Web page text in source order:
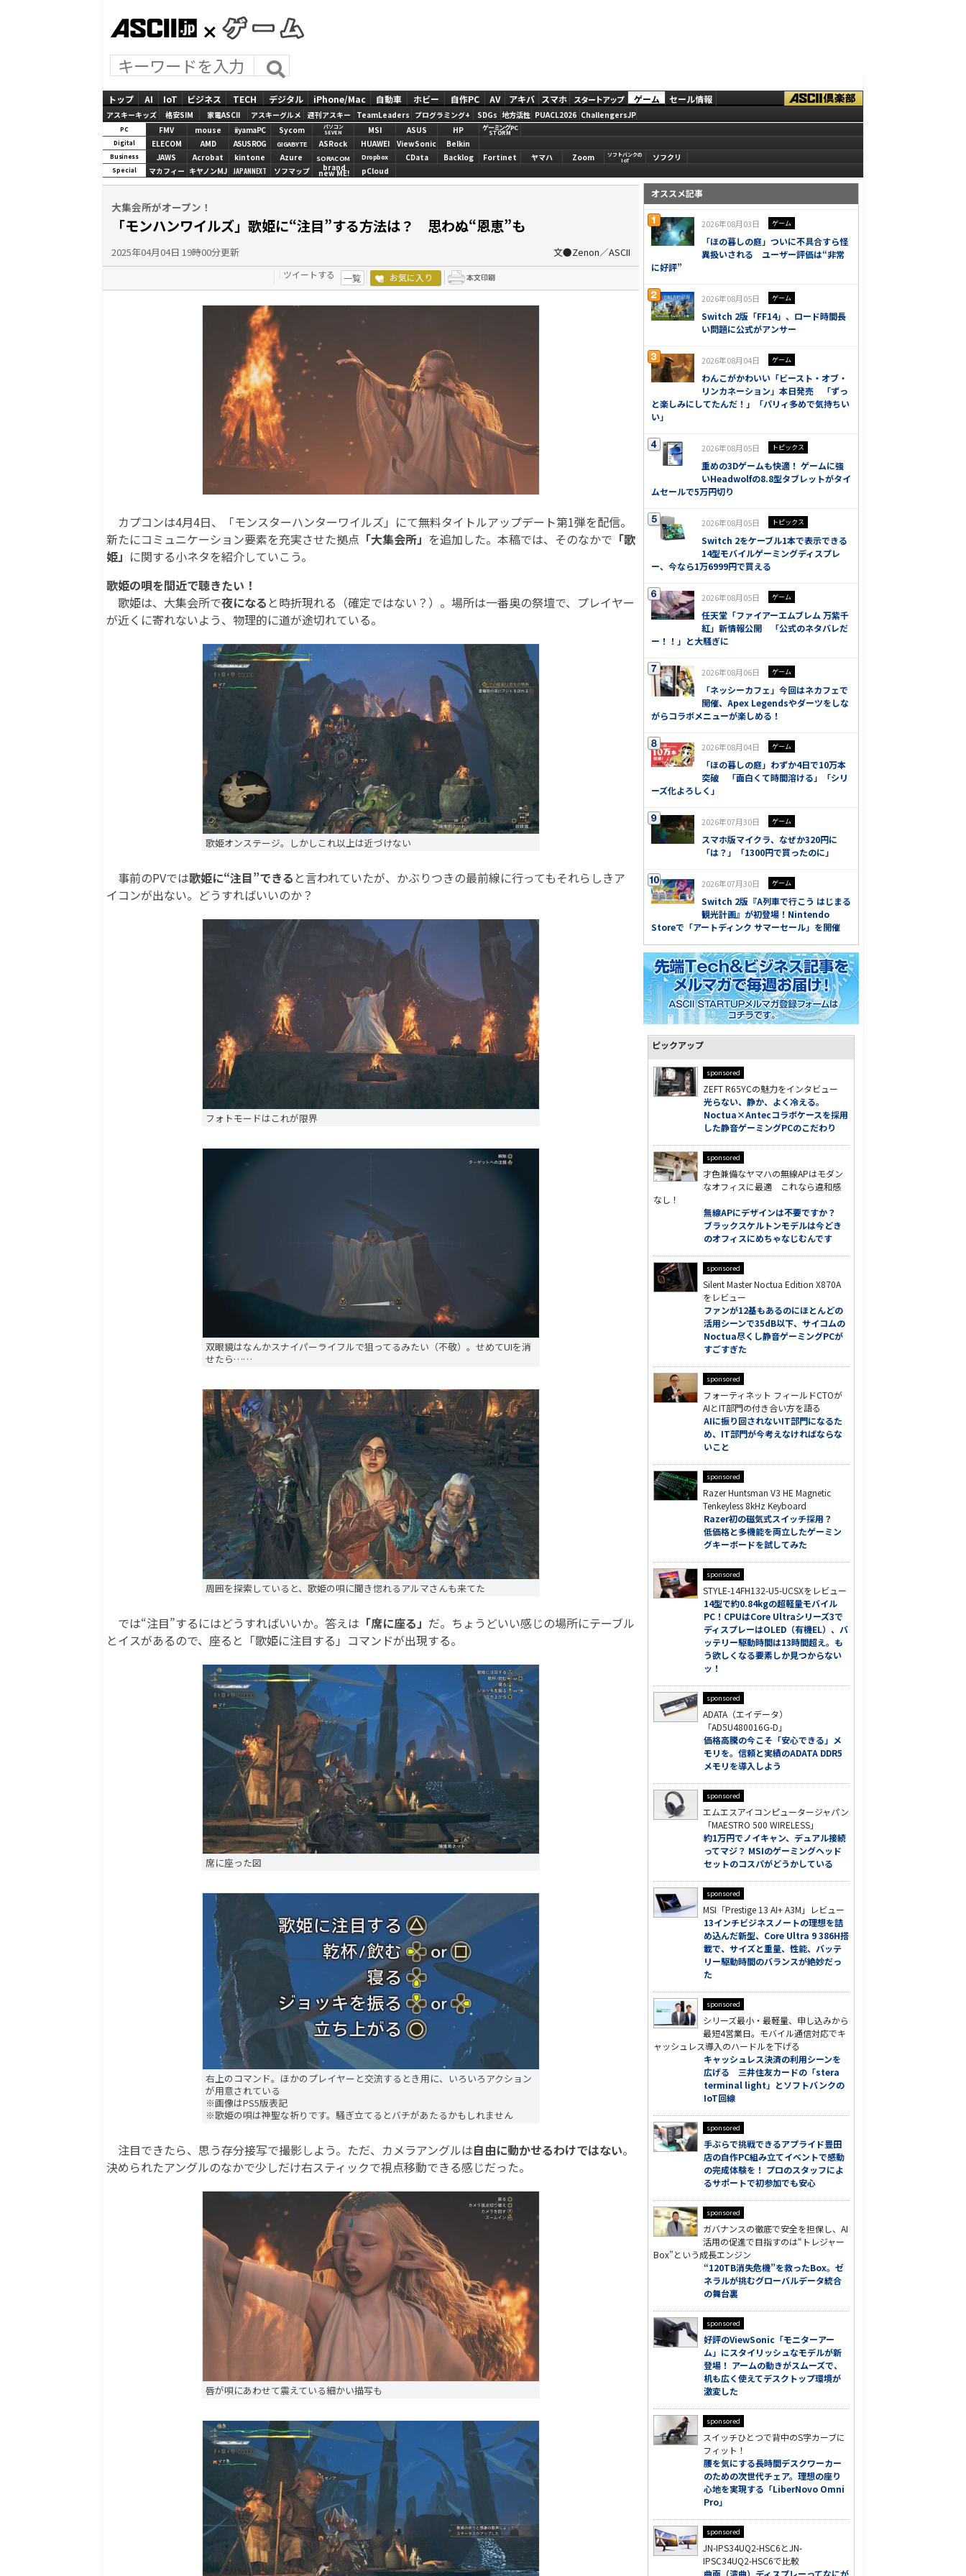
トップ AI IoT ビジネス TECH デジタル iPhone/Mac 自動車 ホビー 自作PC AV アキバ スマホ スタートアップ ゲーム セール情報
アスキーキッズ 格安SIM 家電ASCII アスキーグルメ 週刊アスキー TeamLeaders プログラミング+ SDGs 地方活性 PUACL2026 ChallengersJP
PC FMV mouse iiyamaPC Sycom
パソコン
SEVEN
MSI ASUS HP ゲーミングPC
STORM
Digital ELECOM AMD ASUS ROG GIGABYTE ASRock HUAWEI ViewSonic Belkin
Business JAWS Acrobat kintone Azure SORACOM Dropbox CData Backlog Fortinet ヤマハ Zoom
ソフトバンクの
IoT
ソフクリ
Special マカフィー キヤノンMJ JAPANNEXT ソフマップ brand
new ME! pCloud
大集会所がオープン！
「モンハンワイルズ」歌姫に“注目”する方法は？ 思わぬ“恩恵”も
2025年04月04日 19時00分更新 文●Zenon／ASCII
ツイートする 一覧 お気に入り
カプコンは4月4日、「モンスターハンターワイルズ」にて無料タイトルアップデート第1弾を配信。
新たにコミュニケーション要素を充実させた拠点 「大集会所」 を追加した。本稿では、そのなかで 「歌
姫」 に関する小ネタを紹介していこう。
歌姫の唄を間近で聴きたい！
歌姫は、大集会所で夜になる と時折現れる（確定ではない？）。場所は一番奥の祭壇で、プレイヤー
が近くに寄れないよう、物理的に道が途切れている。
歌姫オンステージ。しかしこれ以上は近づけない
事前のPVでは歌姫に“注目”できる と言われていたが、かぶりつきの最前線に行ってもそれらしきア
イコンが出ない。どうすればいいのか？
フォトモードはこれが限界
双眼鏡はなんかスナイパーライフルで狙ってるみたい（不敬）。せめてUIを消
せたら……
周囲を探索していると、歌姫の唄に聞き惚れるアルマさんも来てた
では“注目”するにはどうすればいいか。答えは 「席に座る」 だ。ちょうどいい感じの場所にテーブル
とイスがあるので、座ると「歌姫に注目する」コマンドが出現する。
席に座った図
右上のコマンド。ほかのプレイヤーと交流するとき用に、いろいろアクション
が用意されている
※画像はPS5版表記
※歌姫の唄は神聖な祈りです。騒ぎ立てるとバチがあたるかもしれません
注目できたら、思う存分接写で撮影しよう。ただ、カメラアングルは自由に動かせるわけではない。
決められたアングルのなかで少しだけ右スティックで視点移動できる感じだった。
唇が唄にあわせて震えている細かい描写も
オススメ記事
2026年08月03日 ゲーム
「ほの暮しの庭」ついに不具合すら怪
異扱いされる ユーザー評価は“非常
に好評”
2026年08月05日 ゲーム
Switch 2版「FF14」、ロード時間長
い問題に公式がアンサー
2026年08月04日 ゲーム
わんこがかわいい「ビースト・オブ・
リンカネーション」本日発売 「ずっ
と楽しみにしてたんだ！」「パリィ多めで気持ちい
い」
2026年08月05日 トピックス
重めの3Dゲームも快適！ ゲームに強
いHeadwolfの8.8型タブレットがタイ
ムセールで5万円切り
2026年08月05日 トピックス
Switch 2をケーブル1本で表示できる
14型モバイルゲーミングディスプレ
ー、今なら1万6999円で買える
2026年08月05日 ゲーム
任天堂「ファイアーエムブレム 万紫千
紅」新情報公開 「公式のネタバレだ
ー！！」と大騒ぎに
2026年08月06日 ゲーム
「ネッシーカフェ」今回はネカフェで
開催、Apex Legendsやダーツをしな
がらコラボメニューが楽しめる！
2026年08月04日 ゲーム
「ほの暮しの庭」わずか4日で10万本
突破 「面白くて時間溶ける」「シリ
ーズ化よろしく」
2026年07月30日 ゲーム
スマホ版マイクラ、なぜか320円に
「は？」「1300円で買ったのに」
2026年07月30日 ゲーム
Switch 2版『A列車で行こう はじまる
観光計画』が初登場！Nintendo
Storeで「アートディンク サマーセール」を開催
ピックアップ
sponsored
ZEFT R65YCの魅力をインタビュー
光らない、静か、よく冷える。
Noctua×Antecコラボケースを採用
した静音ゲーミングPCのこだわり
sponsored
才色兼備なヤマハの無線APはモダン
なオフィスに最適 これなら違和感
なし！
無線APにデザインは不要ですか？
ブラックスケルトンモデルは今どき
のオフィスにめちゃなじむんです
sponsored
Silent Master Noctua Edition X870A
をレビュー
ファンが12基もあるのにほとんどの
活用シーンで35dB以下、サイコムの
Noctua尽くし静音ゲーミングPCが
すごすぎた
sponsored
フォーティネット フィールドCTOが
AIとIT部門の付き合い方を語る
AIに振り回されないIT部門になるた
め、IT部門が今考えなければならな
いこと
sponsored
Razer Huntsman V3 HE Magnetic
Tenkeyless 8kHz Keyboard
Razer初の磁気式スイッチ採用？
低価格と多機能を両立したゲーミン
グキーボードを試してみた
sponsored
STYLE-14FH132-U5-UCSXをレビュー
14型で約0.84kgの超軽量モバイル
PC！CPUはCore Ultraシリーズ3で
ディスプレーはOLED（有機EL）、バ
ッテリー駆動時間は13時間超え。も
う欲しくなる要素しか見つからない
ッ！
sponsored
ADATA（エイデータ）
「AD5U480016G-D」
価格高騰の今こそ「安心できる」メ
モリを。信頼と実績のADATA DDR5
メモリを導入しよう
sponsored
エムエスアイコンピュータージャパン
「MAESTRO 500 WIRELESS」
約1万円でノイキャン、デュアル接続
ってマジ？ MSIのゲーミングヘッド
セットのコスパがどうかしている
sponsored
MSI「Prestige 13 AI+ A3M」レビュー
13インチビジネスノートの理想を詰
め込んだ新型、Core Ultra 9 386H搭
載で、サイズと重量、性能、バッテ
リー駆動時間のバランスが絶妙だっ
た
sponsored
シリーズ最小・最軽量、申し込みから
最短4営業日。モバイル通信対応でキ
ャッシュレス導入のハードルを下げる
キャッシュレス決済の利用シーンを
広げる 三井住友カードの「stera
terminal light」とソフトバンクの
IoT回線
sponsored
手ぶらで挑戦できるアプライド豊田
店の自作PC組み立てイベントで感動
の完成体験を！ プロのスタッフによ
るサポートで初参加でも安心
sponsored
ガバナンスの徹底で安全を担保し、AI
活用の促進で目指すのは“トレジャー
Box”という成長エンジン
“120TB消失危機”を救ったBox。ゼ
ネラルが挑むグローバルデータ統合
の舞台裏
sponsored
好評のViewSonic「モニターアー
ム」にスタイリッシュなモデルが新
登場！ アームの動きがスムーズで、
机も広く使えてデスクトップ環境が
激変した
sponsored
スイッチひとつで背中のS字カーブに
フィット！
腰を気にする長時間デスクワーカー
のための次世代チェア。理想の座り
心地を実現する「LiberNovo Omni
Pro」
sponsored
JN-IPS34UQ2-HSC6とJN-
IPSC34UQ2-HSC6で比較
曲面（湾曲）ディスプレーってなにが